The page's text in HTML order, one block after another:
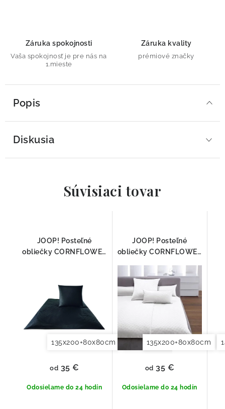
Záruka spokojnosti
Vaša spokojnosť je pre nás na
1.mieste
Záruka kvality
prémiové značky
Popis
Diskusia
Súvisiaci tovar
JOOP! Posteľné
obliečky CORNFLOWER
135x200+80x80cm 140x200+70x90cm
Odosielame do 24 hodín
od 35 €
JOOP! Posteľné
obliečky CORNFLOWER
135x200+80x80cm
Odosielame do 24 hodín
od 35 €